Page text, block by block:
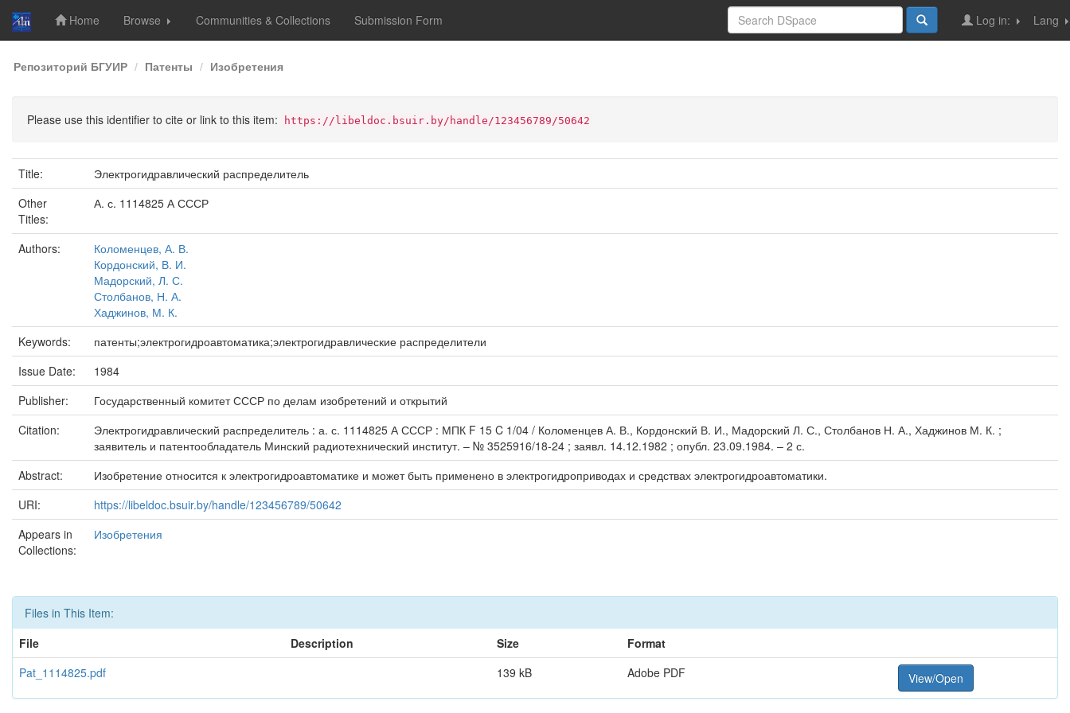
Skip
navigation
Home Browse Communities & Collections Submission Form Lang
Log in:
Репозиторий БГУИР Патенты Изобретения
Please use this identifier to cite or link to this item: https://libeldoc.bsuir.by/handle/123456789/50642
Title:
Электрогидравлический распределитель
Other
Titles:
А. с. 1114825 А СССР
Authors:
Коломенцев, А. В.
Кордонский, В. И.
Мадорский, Л. С.
Столбанов, Н. А.
Хаджинов, М. К.
Keywords:
патенты;электрогидроавтоматика;электрогидравлические распределители
Issue Date:
1984
Publisher:
Государственный комитет СССР по делам изобретений и открытий
Citation:
Электрогидравлический распределитель : а. с. 1114825 А СССР : МПК F 15 C 1/04 / Коломенцев А. В., Кордонский В. И., Мадорский Л. С., Столбанов Н. А., Хаджинов М. К. ;
заявитель и патентообладатель Минский радиотехнический институт. – № 3525916/18-24 ; заявл. 14.12.1982 ; опубл. 23.09.1984. – 2 с.
Abstract:
Изобретение относится к электрогидроавтоматике и может быть применено в электрогидроприводах и средствах электрогидроавтоматики.
URI:
https://libeldoc.bsuir.by/handle/123456789/50642
Appears in
Collections:
Изобретения
Files in This Item:
File
Description Size
Format
Pat_1114825.pdf
139 kB Adobe PDF View/Open